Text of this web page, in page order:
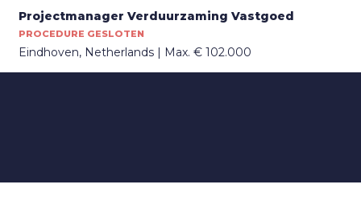
Projectmanager Verduurzaming Vastgoed
PROCEDURE GESLOTEN
Eindhoven, Netherlands Max. € 102.000